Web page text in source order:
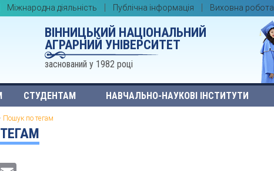
Міжнародна діяльність Публічна інформація Виховна робота
ВІННИЦЬКИЙ НАЦІОНАЛЬНИЙ
АГРАРНИЙ УНІВЕРСИТЕТ
заснований у 1982 році
СТУДЕНТАМ НАВЧАЛЬНО-НАУКОВІ ІНСТИТУТИ
Пошук по тегам